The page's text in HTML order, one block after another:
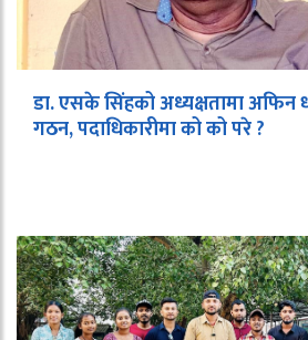
डा. एसके सिंहको अध्यक्षतामा अफिन
गठन, पदाधिकारीमा को को परे ?